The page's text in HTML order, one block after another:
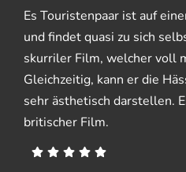
Es Touristenpaar ist auf
und findet quasi zu sich
skurriler Film, welcher voll
Gleichzeitig, kann er die
sehr ästhetisch darstellen.
britischer Film.